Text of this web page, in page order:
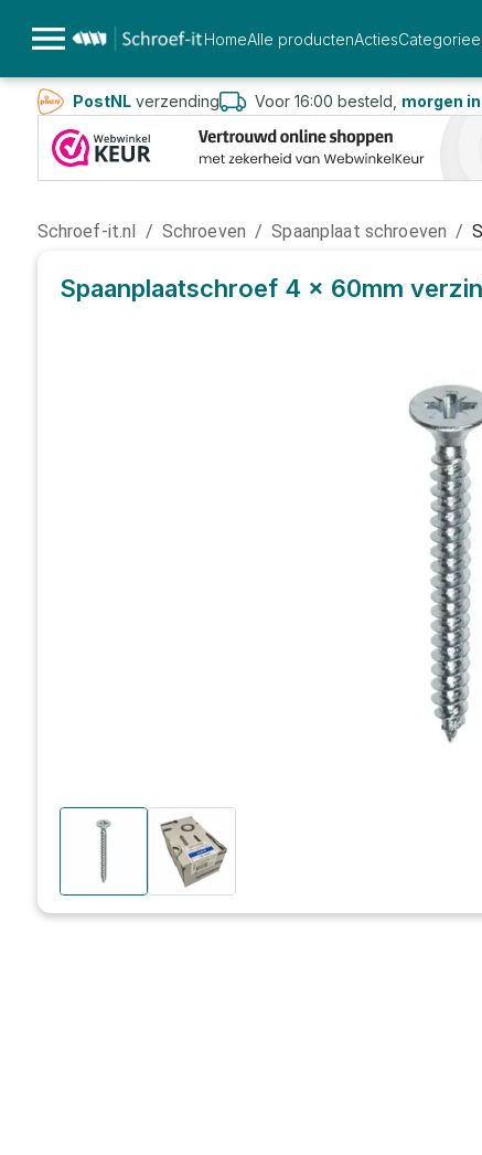
HomeAlle productenActies
PostNLverzending Voor 16:00 besteld, morgen
Schroef-it.nl / Schroeven / Spaanplaat schroeven /
Spaanplaatschroef 4 x 60mm